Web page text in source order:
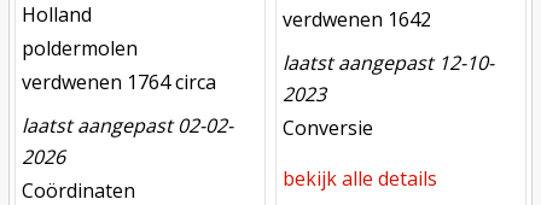
Holland
functie
poldermolen
verdwenen
verdwenen 1764 circa
laatst aangepast 02-02-
2026
meest recente aanpassing
Coördinaten
verdwenen
verdwenen 1642
laatst aangepast 12-10-
2023
meest recente aanpassing
Conversie
bekijk alle details